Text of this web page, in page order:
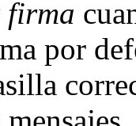
por